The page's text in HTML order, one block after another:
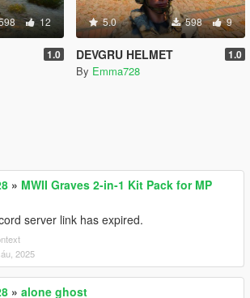
12
1.0
5.0 598 9
DEVGRU HELMET 1.0
By Emma728
» MWII Graves 2-in-1 Kit Pack for MP
server link has expired.
2025
» alone ghost